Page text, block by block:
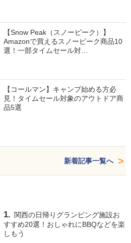
【Snow Peak（スノーピーク）】
Amazonで買えるスノーピーク商品10
選！一部タイムセール対…
【コールマン】キャンプ始める方必
見！タイムセール対象のアウトドア商
品5選
新着記事一覧へ
関西の日帰りグランピング施設お
すすめ20選！おしゃれにBBQなどを楽
しもう